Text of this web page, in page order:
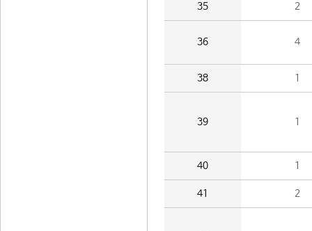
35 2
36 4
38 1
39 1
40 1
41 2